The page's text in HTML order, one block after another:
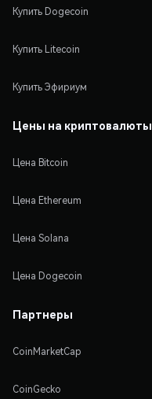
Купить Dogecoin
Купить Litecoin
Купить Эфириум
Цены на криптовалюты
Цена Bitcoin
Цена Ethereum
Цена Solana
Цена Dogecoin
Партнеры
CoinMarketCap
CoinGecko